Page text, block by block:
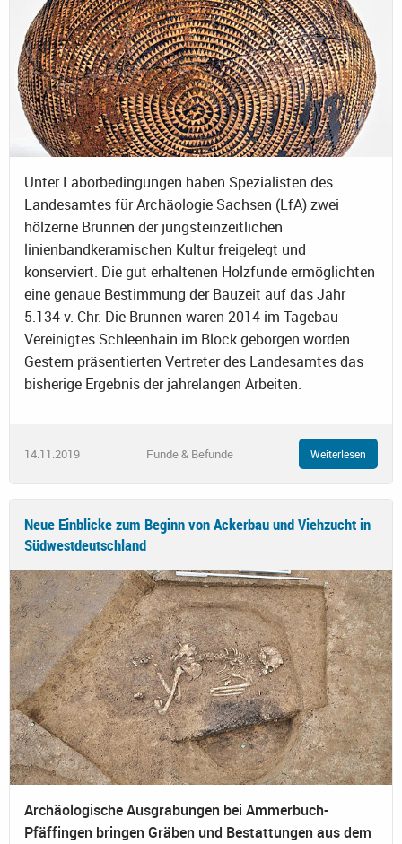
Unter Laborbedingungen haben Spezialisten des
Landesamtes für Archäologie Sachsen (LfA) zwei
hölzerne Brunnen der jungsteinzeitlichen
linienbandkeramischen Kultur freigelegt und
konserviert. Die gut erhaltenen Holzfunde ermöglichten
eine genaue Bestimmung der Bauzeit auf das Jahr
5.134 v. Chr. Die Brunnen waren 2014 im Tagebau
Vereinigtes Schleenhain im Block geborgen worden.
Gestern präsentierten Vertreter des Landesamtes das
bisherige Ergebnis der jahrelangen Arbeiten.
14.11.2019 Funde & Befunde Weiterlesen
Neue Einblicke zum Beginn von Ackerbau und Viehzucht in
Südwestdeutschland
Archäologische Ausgrabungen bei Ammerbuch-
Pfäffingen bringen Gräben und Bestattungen aus dem